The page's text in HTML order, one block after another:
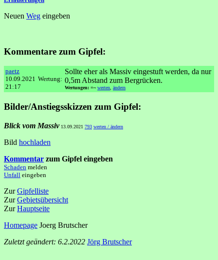
Neuen Weg eingeben
Kommentare zum Gipfel:
paetz
10.09.2021
21:17
Wertung:
Sollte eher als Massiv eingestuft werden, da nur
0,5m Abstand zum Bergrücken.
Wertungen: =~ werten, ändern
Bilder/Anstiegsskizzen zum Gipfel:
Blick vom Massiv13.09.2021 793 werten / ändern
Bild hochladen
Kommentar zum Gipfel eingeben
Schaden melden
Unfall eingeben
ZurGipfelliste
ZurGebietsübersicht
ZurHauptseite
Homepage Joerg Brutscher
Zuletzt geändert: 6.2.2022 Jörg Brutscher